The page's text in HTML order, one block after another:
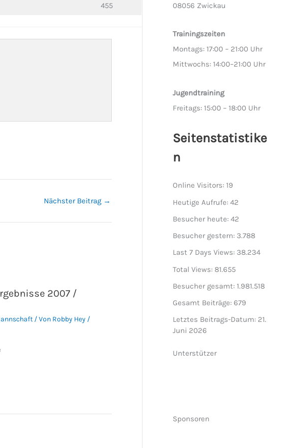
455
Nächster Beitrag →
2007 /
/ Von Robby Hey /
08056 Zwickau
Trainingszeiten
Montags: 17:00 – 21:00 Uhr
Mittwochs: 14:00–21:00 Uhr
Jugendtraining
Freitags: 15:00 – 18:00 Uhr
Seitenstatistike
n
Online Visitors:19
Heutige Aufrufe:42
Besucher heute:42
Besucher gestern: 3.788
Last 7 Days Views: 38.234
Total Views: 81.655
Besucher gesamt:1.981.518
Gesamt Beiträge:679
Letztes Beitrags-Datum: 21.
Juni 2026
Unterstützer
Sponsoren